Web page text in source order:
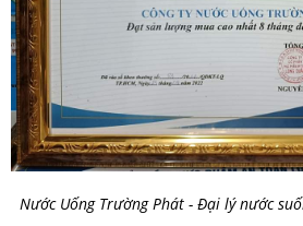
Nước Uống Trường Phát - Đại lý nước